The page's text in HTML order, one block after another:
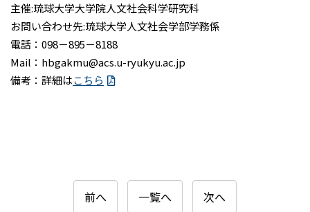
主催:琉球大学大学院人文社会科学研究科
お問い合わせ先:琉球大学人文社会学部学務係
電話：098－895－8188
Mail：hbgakmu@acs.u-ryukyu.ac.jp
備考：詳細はこちら
前へ 一覧へ 次へ